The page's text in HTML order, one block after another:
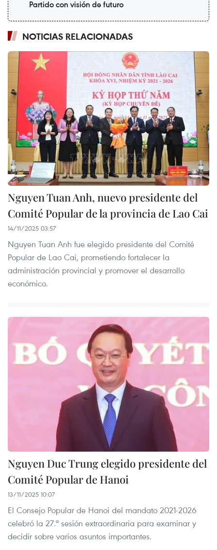
Partido con visión de futuro
NOTICIAS RELACIONADAS
Nguyen Tuan Anh, nuevo presidente del
Comité Popular de la provincia de Lao Cai
14/11/2025 03:57
Nguyen Tuan Anh fue elegido presidente del Comité
Popular de Lao Cai, prometiendo fortalecer la
administración provincial y promover el desarrollo
económico.
Nguyen Duc Trung elegido presidente del
Comité Popular de Hanoi
13/11/2025 10:07
El Consejo Popular de Hanoi del mandato 2021-2026
celebró la 27.ª sesión extraordinaria para examinar y
decidir sobre varios asuntos importantes.